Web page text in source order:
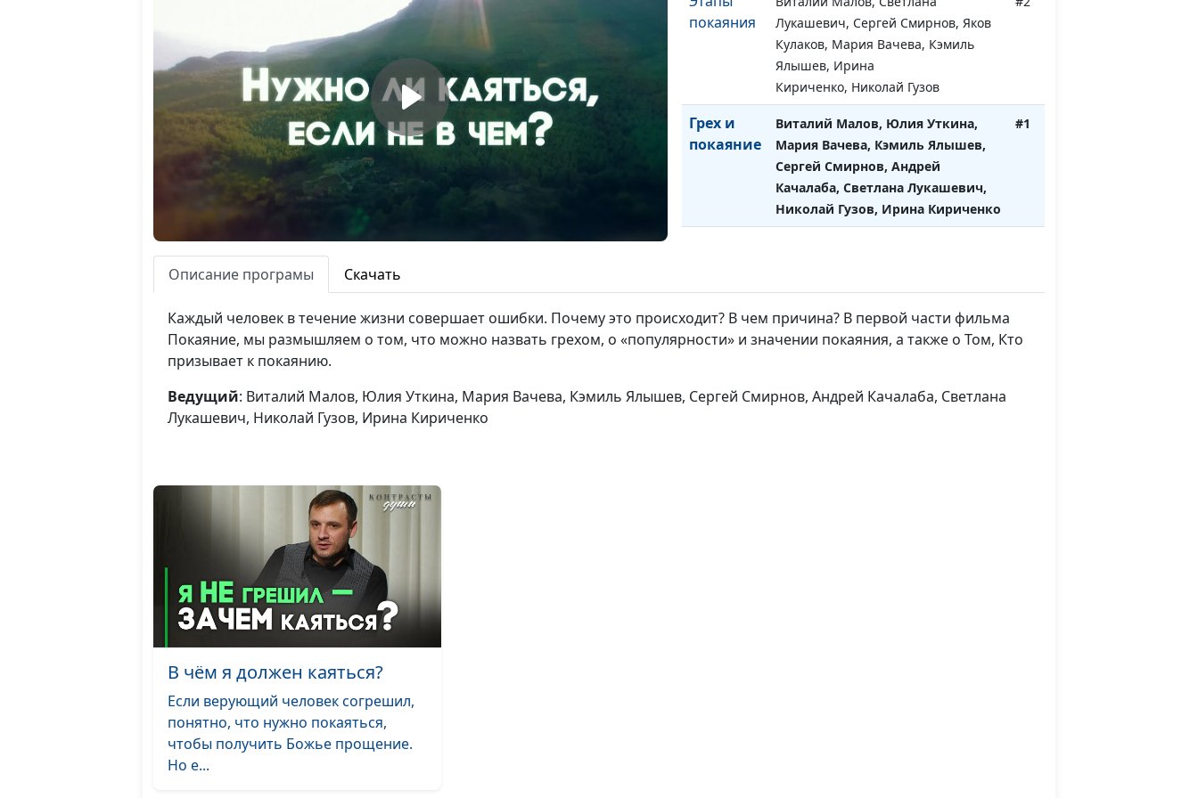
покаяния
Лукашевич, Сергей Смирнов, Яков
Кулаков, Мария Вачева, Кэмиль
Ялышев, Ирина
Кириченко, Николай Гузов
Грех и
покаяние
Виталий Малов, Юлия Уткина,
Мария Вачева, Кэмиль Ялышев,
Сергей Смирнов, Андрей
Качалаба, Светлана Лукашевич,
Николай Гузов, Ирина Кириченко
#1
Описание програмы Скачать
Каждый человек в течение жизни совершает ошибки. Почему это происходит? В чем причина? В первой части фильма
Покаяние, мы размышляем о том, что можно назвать грехом, о «популярности» и значении покаяния, а также о Том, Кто
призывает к покаянию.
Ведущий: Виталий Малов, Юлия Уткина, Мария Вачева, Кэмиль Ялышев, Сергей Смирнов, Андрей Качалаба, Светлана
Лукашевич, Николай Гузов, Ирина Кириченко
В чём я должен каяться?
Если верующий человек согрешил,
понятно, что нужно покаяться,
чтобы получить Божье прощение.
Но е...